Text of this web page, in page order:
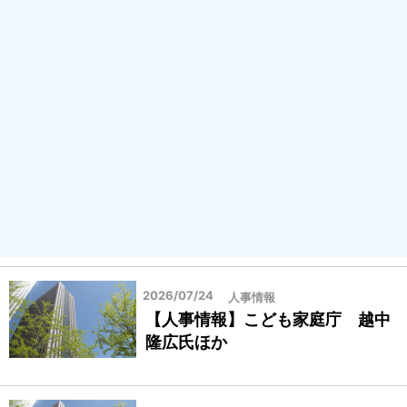
2026/07/24 人事情報
【人事情報】こども家庭庁 越中
隆広氏ほか